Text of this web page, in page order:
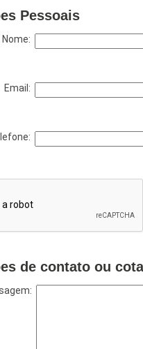
Pessoais
Nome:
Email:
de contato ou